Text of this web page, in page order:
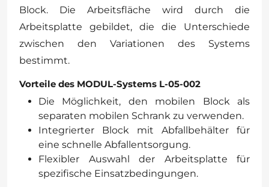
Block. Die Arbeitsfläche wird durch die
Arbeitsplatte gebildet, die die Unterschiede
zwischen den Variationen des Systems
bestimmt.
Vorteile des MODUL-Systems L-05-002
Die Möglichkeit, den mobilen Block als
separaten mobilen Schrank zu verwenden.
Integrierter Block mit Abfallbehälter für
eine schnelle Abfallentsorgung.
Flexibler Auswahl der Arbeitsplatte für
spezifische Einsatzbedingungen.